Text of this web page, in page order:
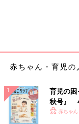
赤ちゃん・育児
育児の
秋号』 4
いっぱい
赤ちゃん